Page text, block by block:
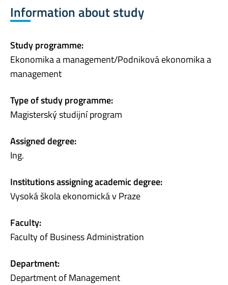
Information about study
Study programme:
Ekonomika a management/Podniková ekonomika a
management
Type of study programme:
Magisterský studijní program
Assigned degree:
Ing.
Institutions assigning academic degree:
Vysoká škola ekonomická v Praze
Faculty:
Faculty of Business Administration
Department:
Department of Management